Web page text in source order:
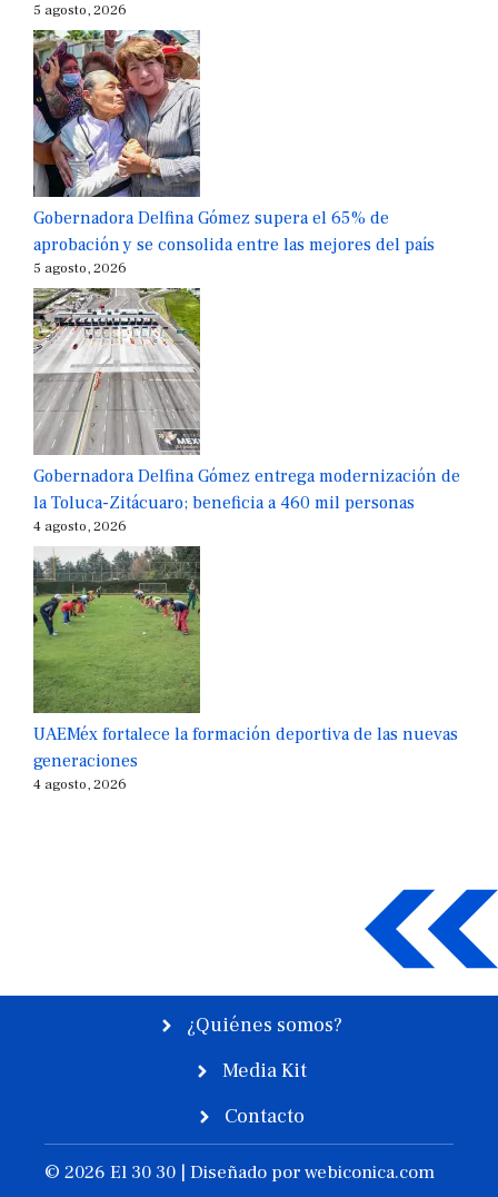
5 agosto, 2026
Gobernadora Delfina Gómez supera el 65% de
aprobación y se consolida entre las mejores del país
5 agosto, 2026
Gobernadora Delfina Gómez entrega modernización de
la Toluca-Zitácuaro; beneficia a 460 mil personas
4 agosto, 2026
UAEMéx fortalece la formación deportiva de las nuevas
generaciones
4 agosto, 2026
¿Quiénes somos?
Media Kit
Contacto
© 2026 El 30 30 | Diseñado porwebiconica.com